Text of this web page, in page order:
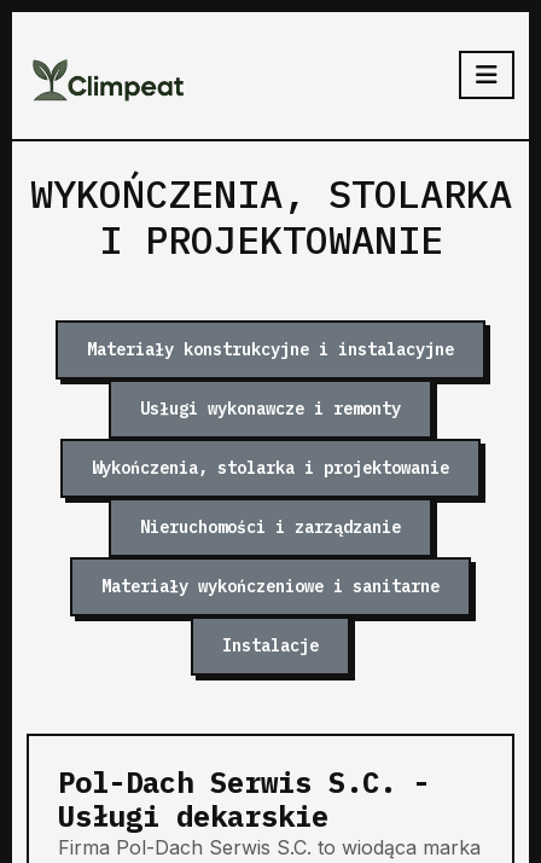
WYKOŃCZENIA, STOLARKA
I PROJEKTOWANIE
Materiały konstrukcyjne i instalacyjne
Usługi wykonawcze i remonty
Wykończenia, stolarka i projektowanie
Nieruchomości i zarządzanie
Materiały wykończeniowe i sanitarne
Instalacje
Pol-Dach Serwis S.C. -
Usługi dekarskie
Firma Pol-Dach Serwis S.C. to wiodąca marka